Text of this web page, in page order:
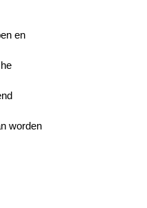
en
worden